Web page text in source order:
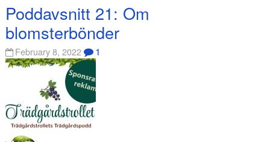
Poddavsnitt 21: Om
blomsterbönder
February 8, 2022 1